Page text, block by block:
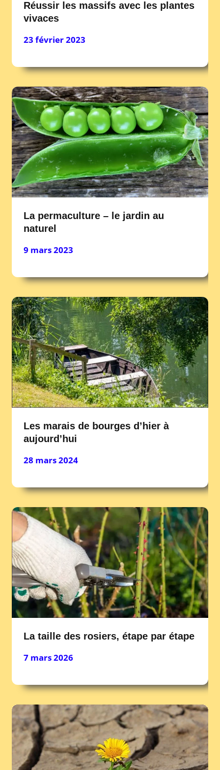
Réussir les massifs avec les plantes
vivaces
23 février 2023
La permaculture – le jardin au
naturel
9 mars 2023
Les marais de bourges d’hier à
aujourd’hui
28 mars 2024
La taille des rosiers, étape par étape
7 mars 2026